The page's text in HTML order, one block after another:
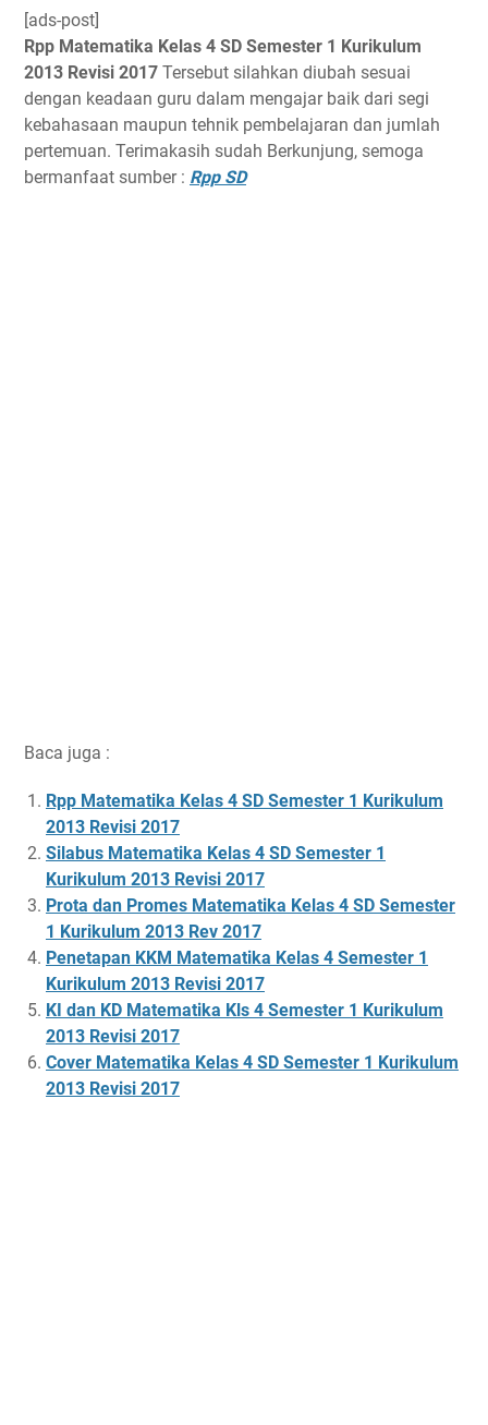
[ads-post]
Rpp Matematika Kelas 4 SD Semester 1 Kurikulum
2013 Revisi 2017 Tersebut silahkan diubah sesuai
dengan keadaan guru dalam mengajar baik dari segi
kebahasaan maupun tehnik pembelajaran dan jumlah
pertemuan. Terimakasih sudah Berkunjung, semoga
bermanfaat sumber : Rpp SD
Baca juga :
Rpp Matematika Kelas 4 SD Semester 1 Kurikulum
2013 Revisi 2017
Silabus Matematika Kelas 4 SD Semester 1
Kurikulum 2013 Revisi 2017
Prota dan Promes Matematika Kelas 4 SD Semester
1 Kurikulum 2013 Rev 2017
Penetapan KKM Matematika Kelas 4 Semester 1
Kurikulum 2013 Revisi 2017
KI dan KD Matematika Kls 4 Semester 1 Kurikulum
2013 Revisi 2017
Cover Matematika Kelas 4 SD Semester 1 Kurikulum
2013 Revisi 2017